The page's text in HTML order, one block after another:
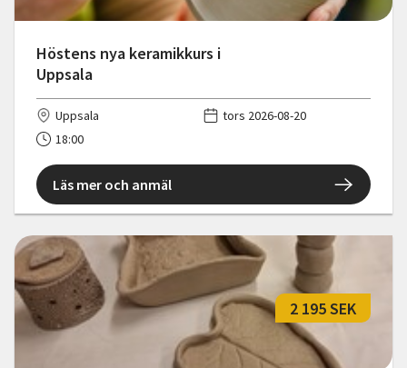
Höstens nya keramikkurs i
Uppsala
Uppsala
tors 2026-08-20
18:00
Läs mer och anmäl
2 195 SEK